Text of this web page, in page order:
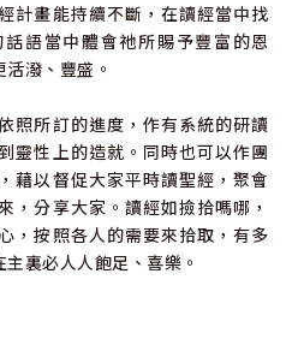
計畫能持續不斷，在讀經當中找
語當中體會祂所賜予豐富的恩
潑、豐盛。
所訂的進度，作有系統的研讀
靈性上的造就。同時也可以作團
藉以督促大家平時讀聖經，聚會
，分享大家。讀經如撿拾嗎哪，
，按照各人的需要來拾取，有多
裏必人人飽足、喜樂。